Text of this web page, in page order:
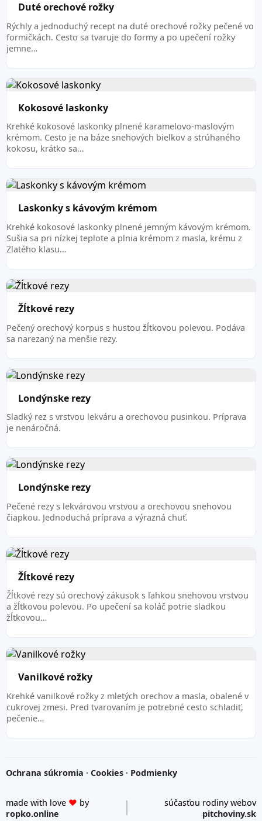
Duté orechové rožky
Rýchly a jednoduchý recept na duté orechové rožky pečené vo
formičkách. Cesto sa tvaruje do formy a po upečení rožky
jemne…
Kokosové laskonky
Krehké kokosové laskonky plnené karamelovo-maslovým
krémom. Cesto je na báze snehových bielkov a strúhaného
kokosu, krátko sa…
Laskonky s kávovým krémom
Krehké kokosové laskonky plnené jemným kávovým krémom.
Sušia sa pri nízkej teplote a plnia krémom z masla, krému z
Zlatého klasu…
Žĺtkové rezy
Pečený orechový korpus s hustou žĺtkovou polevou. Podáva
sa narezaný na menšie rezy.
Londýnske rezy
Sladký rez s vrstvou lekváru a orechovou pusinkou. Príprava
je nenáročná.
Londýnske rezy
Pečené rezy s lekvárovou vrstvou a orechovou snehovou
čiapkou. Jednoduchá príprava a výrazná chuť.
Žĺtkové rezy
Žĺtkové rezy sú orechový zákusok s ľahkou snehovou vrstvou
a žĺtkovou polevou. Po upečení sa koláč potrie sladkou
žĺtkovou…
Vanilkové rožky
Krehké vanilkové rožky z mletých orechov a masla, obalené v
cukrovej zmesi. Pred tvarovaním je potrebné cesto schladiť,
pečenie…
Ochrana súkromia · Cookies · Podmienky
made with love ♥ by
ropko.online
súčasťou rodiny webov
pitchoviny.sk